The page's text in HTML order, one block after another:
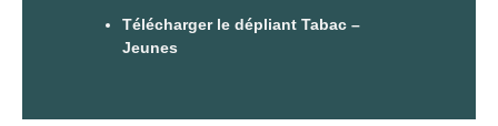
Télécharger le dépliant Tabac –
Jeunes